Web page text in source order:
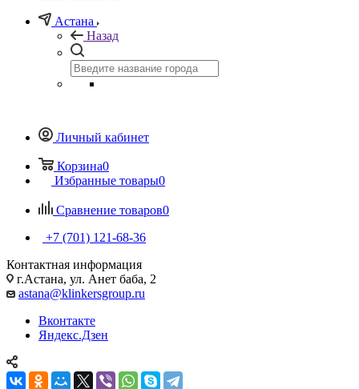
Астана
Назад
Личный кабинет
Корзина0
Избранные товары0
Сравнение товаров0
+7 (701) 121-68-36
Контактная информация
г.Астана, ул. Анет баба, 2
astana@klinkersgroup.ru
Вконтакте
Яндекс.Дзен